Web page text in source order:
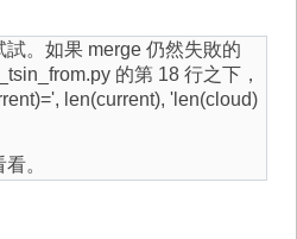
。如果 merge 仍然失敗的
的第 18 行之下，
len(current), 'len(cloud)
。